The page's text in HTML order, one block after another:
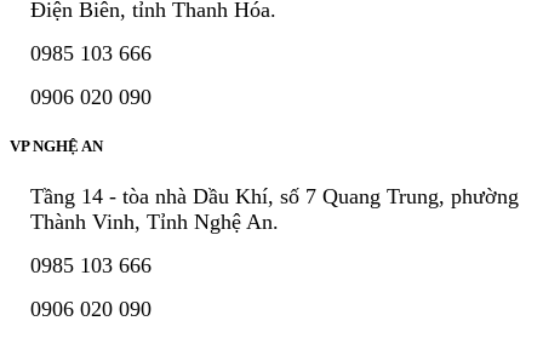
Điện Biên, tỉnh Thanh Hóa.
0985 103 666
0906 020 090
VP NGHỆ AN
Tầng 14 - tòa nhà Dầu Khí, số 7 Quang Trung, phường
Thành Vinh, Tỉnh Nghệ An.
0985 103 666
0906 020 090